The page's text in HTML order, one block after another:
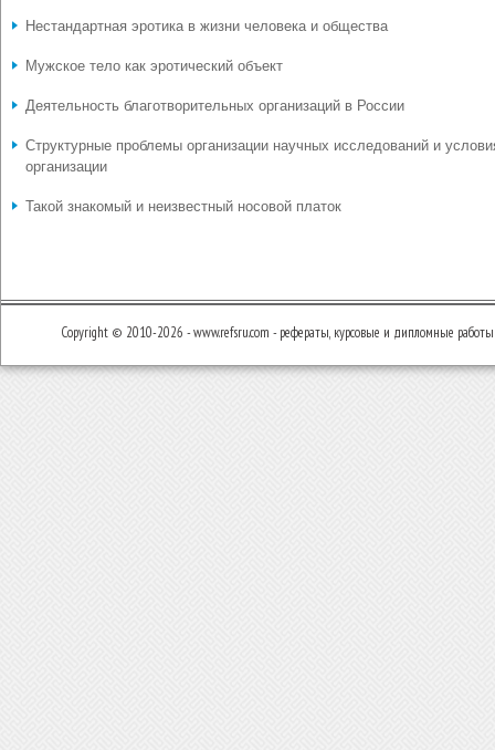
Нестандартная эротика в жизни человека и общества
Мужское тело как эротический объект
Деятельность благотворительных организаций в России
Структурные проблемы организации научных исследований и
организации
Такой знакомый и неизвестный носовой платок
Copyright © 2010-2026 - www.refsru.com - рефераты, курсовые и дипломные работы